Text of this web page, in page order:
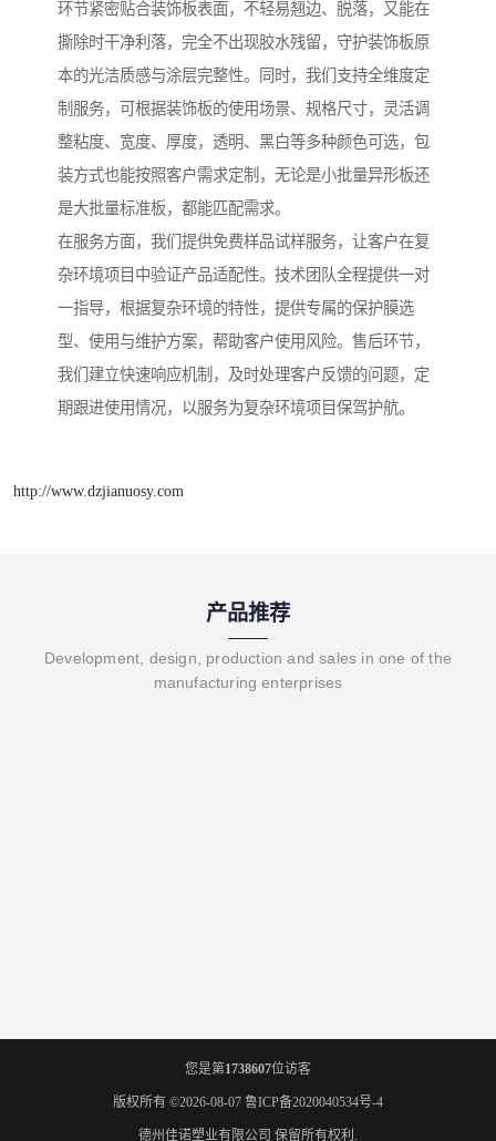
环节紧密贴合装饰板表面，不轻易翘边、脱落，又能在
撕除时干净利落，完全不出现胶水残留，守护装饰板原
本的光洁质感与涂层完整性。同时，我们支持全维度定
制服务，可根据装饰板的使用场景、规格尺寸，灵活调
整粘度、宽度、厚度，透明、黑白等多种颜色可选，包
装方式也能按照客户需求定制，无论是小批量异形板还
是大批量标准板，都能匹配需求。
在服务方面，我们提供免费样品试样服务，让客户在复
杂环境项目中验证产品适配性。技术团队全程提供一对
一指导，根据复杂环境的特性，提供专属的保护膜选
型、使用与维护方案，帮助客户使用风险。售后环节，
我们建立快速响应机制，及时处理客户反馈的问题，定
期跟进使用情况，以服务为复杂环境项目保驾护航。
http://www.dzjianuosy.com
产品推荐
Development, design, production and sales in one of the
manufacturing enterprises
您是第1738607位访客
版权所有 ©2026-08-07 鲁ICP备2020040534号-4
德州佳诺塑业有限公司 保留所有权利.